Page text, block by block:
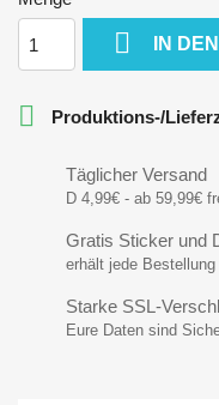
 IN
 Produktions-/
Täglicher Versand
D 4,99€ - ab 59,99€
Gratis Sticker und
erhält jede
Starke SSL-
Eure Daten sind